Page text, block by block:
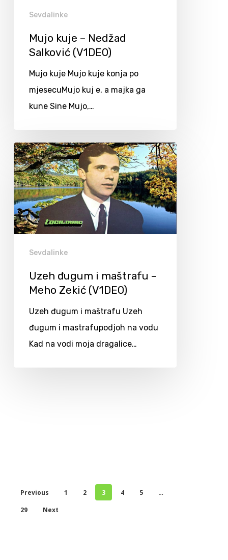
Sevdalinke
Mujo kuje – Nedžad
Salković (V1DEO)
Mujo kuje Mujo kuje konja po
mjesecuMujo kuj e, a majka ga
kune Sine Mujo,…
Sevdalinke
Uzeh đugum i maštrafu –
Meho Zekić (V1DEO)
Uzeh đugum i maštrafu Uzeh
đugum i mastrafupodjoh na vodu
Kad na vodi moja dragalice…
Previous 1 2 3 4 5
…
29
Next